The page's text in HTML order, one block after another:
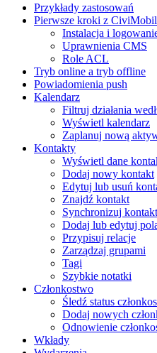
Przykłady zastosowań
Pierwsze kroki z
Instalacja i
Uprawnienia CMS
Role ACL
Tryb online a tryb offline
Powiadomienia push
Kalendarz
Filtruj działania
Wyświetl kalendarz
Zaplanuj nową
Kontakty
Wyświetl dane
Dodaj nowy kontakt
Edytuj lub usuń
Znajdź kontakt
Synchronizuj
Dodaj lub edytuj
Przypisuj relacje
Zarządzaj grupami
Tagi
Szybkie notatki
Członkostwo
Śledź status
Dodaj nowych
Odnowienie
Wkłady